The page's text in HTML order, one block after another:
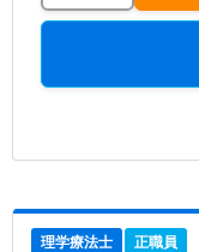
理学療法士 正職員